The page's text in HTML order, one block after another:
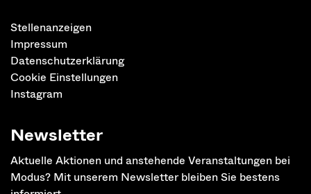
Stellenanzeigen
Impressum
Datenschutzerklärung
Cookie Einstellungen
Instagram
Newsletter
Aktuelle Aktionen und anstehende Veranstaltungen bei
Modus? Mit unserem Newsletter bleiben Sie bestens